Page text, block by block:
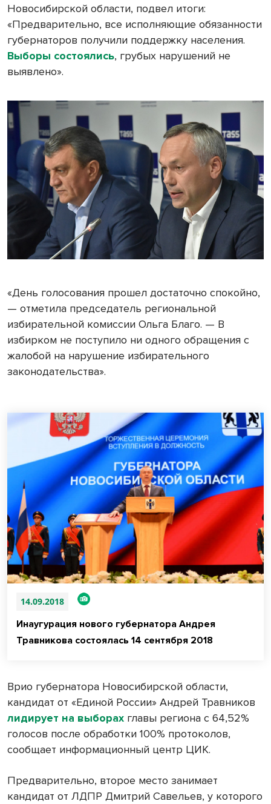
Новосибирской области, подвел итоги:
«Предварительно, все исполняющие обязанности
губернаторов получили поддержку населения.
Выборы состоялись, грубых нарушений не
выявлено».
«День голосования прошел достаточно спокойно,
— отметила председатель региональной
избирательной комиссии Ольга Благо. — В
избирком не поступило ни одного обращения с
жалобой на нарушение избирательного
законодательства».
14.09.2018
Инаугурация нового губернатора Андрея
Травникова состоялась 14 сентября 2018
Врио губернатора Новосибирской области,
кандидат от «Единой России» Андрей Травников
лидирует на выборах главы региона с 64,52%
голосов после обработки 100% протоколов,
сообщает информационный центр ЦИК.
Предварительно, второе место занимает
кандидат от ЛДПР Дмитрий Савельев, у которого